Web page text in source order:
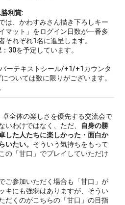
利賞:
は、かわすみさん描き下ろしキー
マット」をログイン日数が一番多
それぞれ1名に進呈します。
30を予定しています。
ーテキストシール/+1/+1カウンタ
ついては数に限りがございます。
全体の楽しさを優先する交流会で
いわけではなく、ただ、 自身の勝
した人たちに楽しかった・面白か
いたい。 そういう気持ちをもって
の「甘口」でプレイしていただけ
ご参加いただく場合も「甘口」が
キにも強弱はありますが、そうい
だくのがこちらの「甘口」の目指